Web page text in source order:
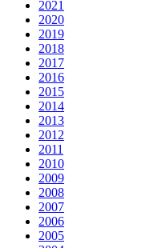
2021
2020
2019
2018
2017
2016
2015
2014
2013
2012
2011
2010
2009
2008
2007
2006
2005